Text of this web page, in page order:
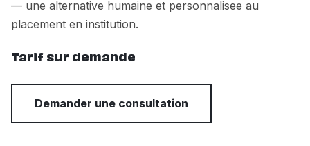
— une alternative humaine et personnalisee au
placement en institution.
Tarif sur demande
Demander une consultation